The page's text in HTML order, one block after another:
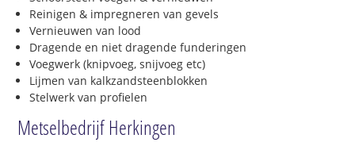
Reinigen & impregneren van gevels
Vernieuwen van lood
Dragende en niet dragende funderingen
Voegwerk (knipvoeg, snijvoeg etc)
Lijmen van kalkzandsteenblokken
Stelwerk van profielen
Metselbedrijf Herkingen